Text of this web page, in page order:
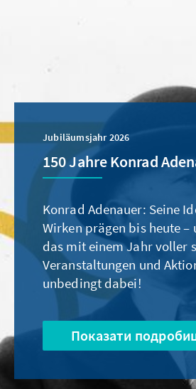
Jubiläumsjahr 2026
150 Jahre Konrad
Konrad Adenauer: Seine
Wirken prägen bis heute
das mit einem Jahr voller
Veranstaltungen und
unbedingt dabei!
Показати